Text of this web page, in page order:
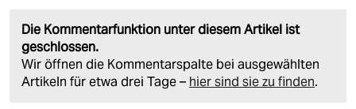
Die Kommentarfunktion unter diesem Artikel ist
geschlossen.
Wir öffnen die Kommentarspalte bei ausgewählten
Artikeln für etwa drei Tage – hier sind sie zu finden.